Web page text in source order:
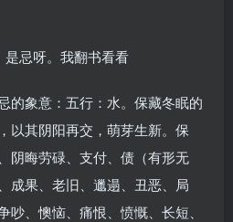
忌呀。我翻书看看
的象意：五行：水。保藏冬眠的
以其阴阳再交，萌芽生新。保
阴晦劳碌、支付、债（有形无
成果、老旧、邋遢、丑恶、局
、懊恼、痛恨、愤慨、长短、